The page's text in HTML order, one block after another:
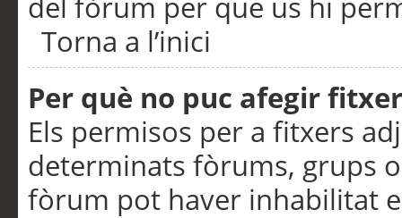
Torna a l’inici
Per què no puc afegir
Els permisos per a fitxers
determinats fòrums, grups
fòrum pot haver inhabilitat